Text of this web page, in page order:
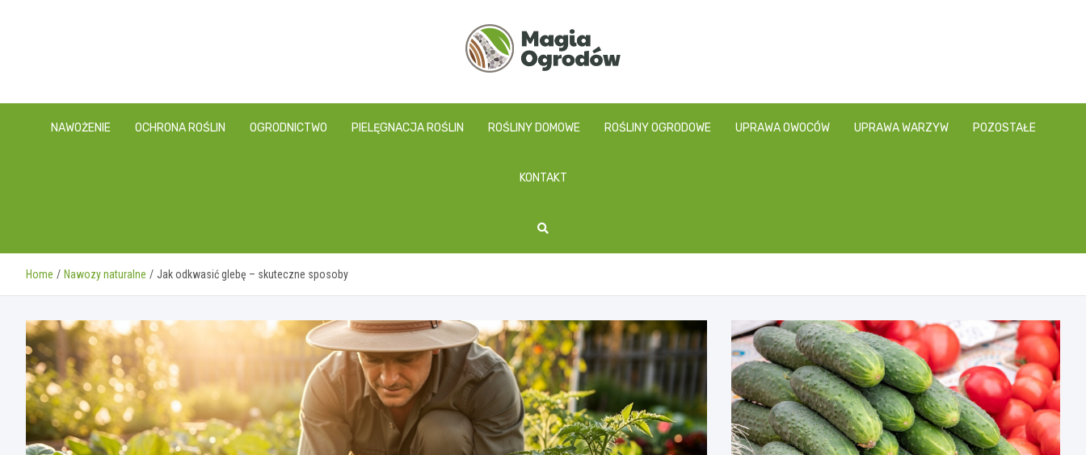
magiaogrodow.pl
NAWOŻENIE OCHRONA ROŚLIN OGRODNICTWO PIELĘGNACJA ROŚLIN ROŚLINY DOMOWE ROŚLINY OGRODOWE UPRAWA OWOCÓW UPRAWA WARZYW POZOSTAŁE
KONTAKT
Home Nawozy naturalne Jak odkwasić glebę – skuteczne sposoby